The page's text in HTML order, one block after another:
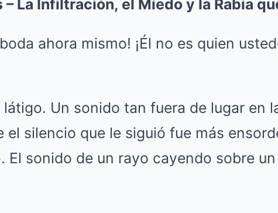
– La Infiltración, el Miedo y la Rabia
ahora mismo! ¡Él no es quien
látigo. Un sonido tan fuera de lugar en
el silencio que le siguió fue más
El sonido de un rayo cayendo sobre